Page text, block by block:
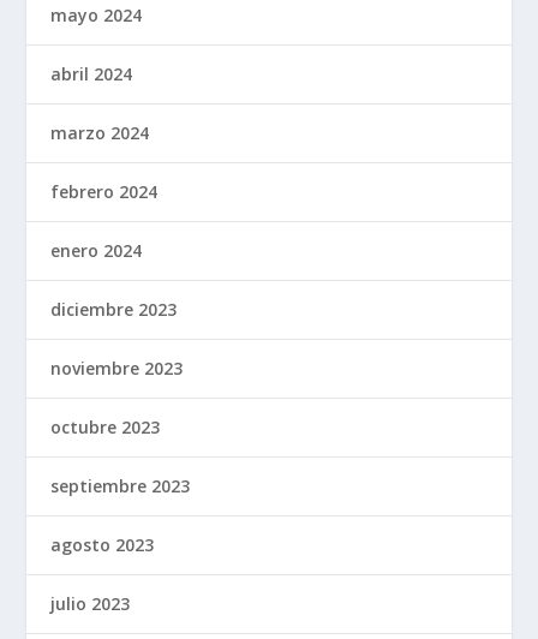
mayo 2024
abril 2024
marzo 2024
febrero 2024
enero 2024
diciembre 2023
noviembre 2023
octubre 2023
septiembre 2023
agosto 2023
julio 2023